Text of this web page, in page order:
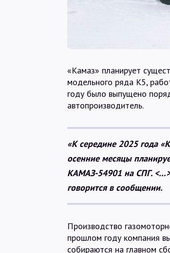
«Камаз» планирует
модельного ряда К5,
году было выпущено
автопроизводитель.
«К середине 2025 года
осенние месяцы
КАМАЗ-54901 на СПГ.
говорится в сообщении.
Производство
прошлом году компания
собираются на главном